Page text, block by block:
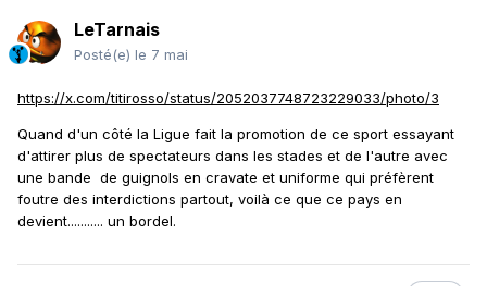
LeTarnais
Posté(e) le 7 mai
https://x.com/titirosso/status/2052037748723229033/photo/3
Quand d'un côté la Ligue fait la promotion de ce sport essayant
d'attirer plus de spectateurs dans les stades et de l'autre avec
une bande de guignols en cravate et uniforme qui préfèrent
foutre des interdictions partout, voilà ce que ce pays en
devient........... un bordel.